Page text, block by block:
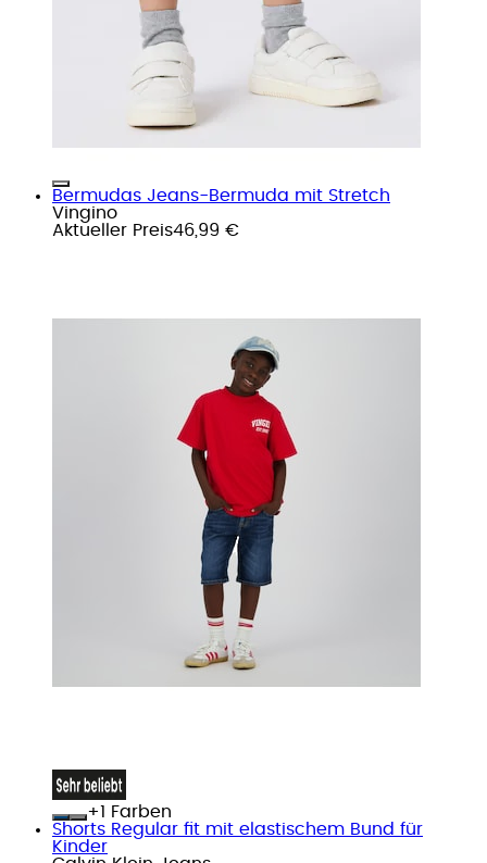
Bermudas Jeans-Bermuda mit Stretch
Vingino
Aktueller Preis46,99 €
+
Farben
Shorts Regular fit mit elastischem Bund für
Kinder